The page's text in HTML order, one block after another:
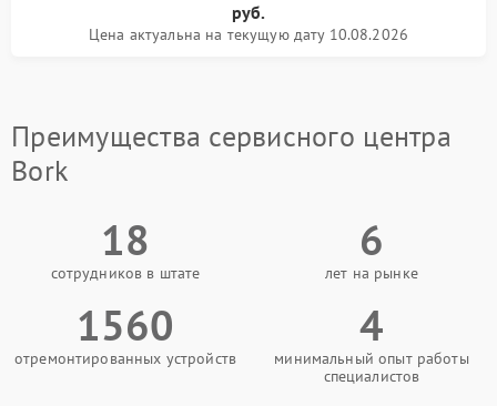
руб.
Цена актуальна на текущую дату 10.08.2026
Преимущества сервисного центра
Bork
18
сотрудников в штате
6
лет на рынке
1560
отремонтированных устройств
4
минимальный опыт работы
специалистов